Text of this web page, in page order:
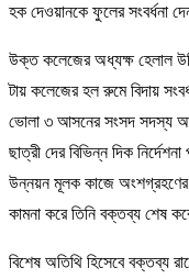
হক দেওয়ানকে ফুলের সংবর্ধনা
উক্ত কলেজের অধ্যক্ষ হেলাল
টায় কলেজের হল রুমে বিদায়
ভোলা ৩ আসনের সংসদ সদস্য
ছাত্রী দের বিভিন্ন দিক
উন্নয়ন মূলক কাজে অংশগ্রহণের
কামনা করে তিনি বক্তব্য শেষ
বিশেষ অতিথি হিসেবে বক্তব্য